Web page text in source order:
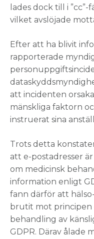
lades dock till i
vilket avslöjade
Efter att ha blivit
rapporterade
att incidenten
mänskliga faktorn
instruerat sina
Trots detta
att e-postadresser
om medicinsk
information enligt
fann därför att
brutit mot principen
behandling av
GDPR. Därav ålade